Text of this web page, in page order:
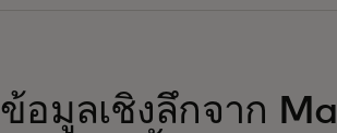
ข้อมูลเชิงลึกจาก
opens in a new tab